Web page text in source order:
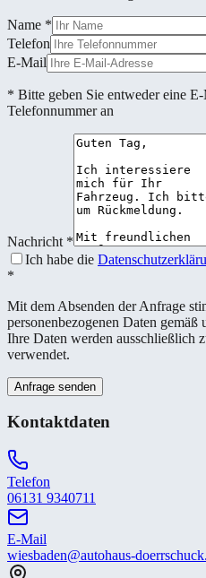
Name *
Telefon
E-Mail
* Bitte geben Sie entweder eine
Telefonnummer an
Nachricht *
Ich habe die
*
Mit dem Absenden der Anfrage
personenbezogenen Daten
Ihre Daten werden ausschließlich
verwendet.
Anfrage senden
Kontaktdaten
Telefon
06131 9340711
E-Mail
wiesbaden@autohaus-